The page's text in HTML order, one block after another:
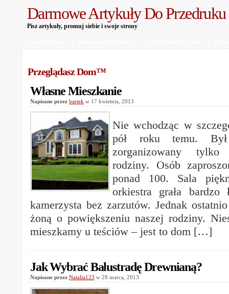
Darmowe Artykuły Do Przedruku
Pisz artykuły, promuj siebie i swoje strony
Przeglądasz Dom™
Własne Mieszkanie
Napisane przez bartek w 17 kwietnia, 2013
Nie wchodząc w
pół roku temu.
zorganizowany
rodziny. Osób
ponad 100. Sala
orkiestra grała bardzo
kamerzysta bez zarzutów. Jednak
żoną o powiększeniu naszej rodziny.
mieszkamy u teściów – jest to dom […]
Jak Wybrać Balustradę Drewnianą?
Napisane przez Natalia123 w 28 marca, 2013